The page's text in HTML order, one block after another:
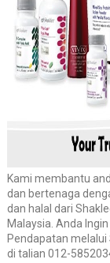
Kami membantu
dan bertenaga
dan halal dari
Malaysia. Anda
Pendapatan
di talian 012-